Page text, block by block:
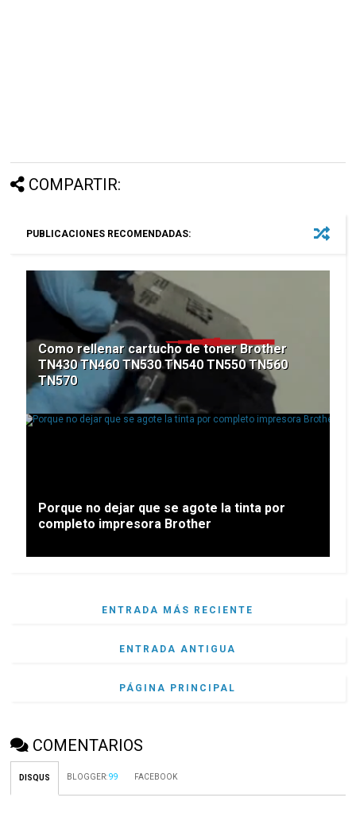
COMPARTIR:
PUBLICACIONES RECOMENDADAS:
Como rellenar cartucho de toner Brother
TN430 TN460 TN530 TN540 TN550 TN560
TN570
Porque no dejar que se agote la tinta por
completo impresora Brother
ENTRADA MÁS RECIENTE
ENTRADA ANTIGUA
PÁGINA PRINCIPAL
COMENTARIOS
DISQUS BLOGGER:99 FACEBOOK